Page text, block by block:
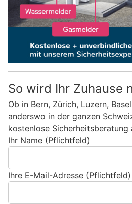
So wird Ihr Zuhause
Ob in Bern, Zürich, Luzern,
anderswo in der ganzen
kostenlose Sicherheitsberatung
Ihr Name (Pflichtfeld)
Ihre E-Mail-Adresse (Pflichtfeld)